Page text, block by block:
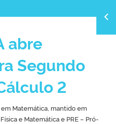
abre
Segundo
2
Matemática, mantido em
e Matemática e PRE – Pró-